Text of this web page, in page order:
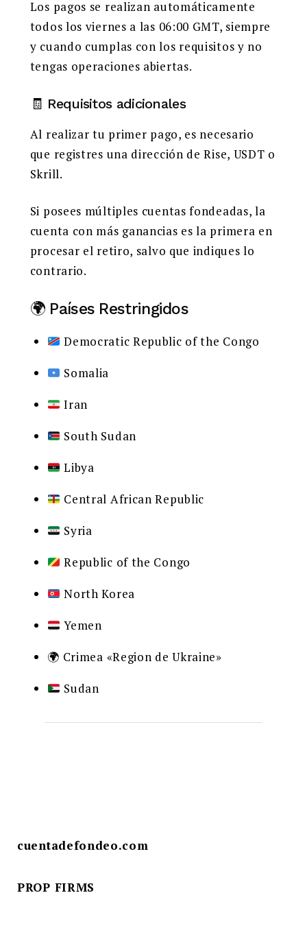
Los pagos se realizan automáticamente
todos los viernes a las 06:00 GMT, siempre
y cuando cumplas con los requisitos y no
tengas operaciones abiertas.
🧾 Requisitos adicionales
Al realizar tu primer pago, es necesario
que registres una dirección de Rise, USDT o
Skrill.
Si posees múltiples cuentas fondeadas, la
cuenta con más ganancias es la primera en
procesar el retiro, salvo que indiques lo
contrario.
🌍 Países Restringidos
Democratic Republic of the Congo
Somalia
Iran
South Sudan
Libya
Central African Republic
Syria
Republic of the Congo
North Korea
Yemen
🌍 Crimea «Region de Ukraine»
Sudan
cuentadefondeo.com
PROP FIRMS